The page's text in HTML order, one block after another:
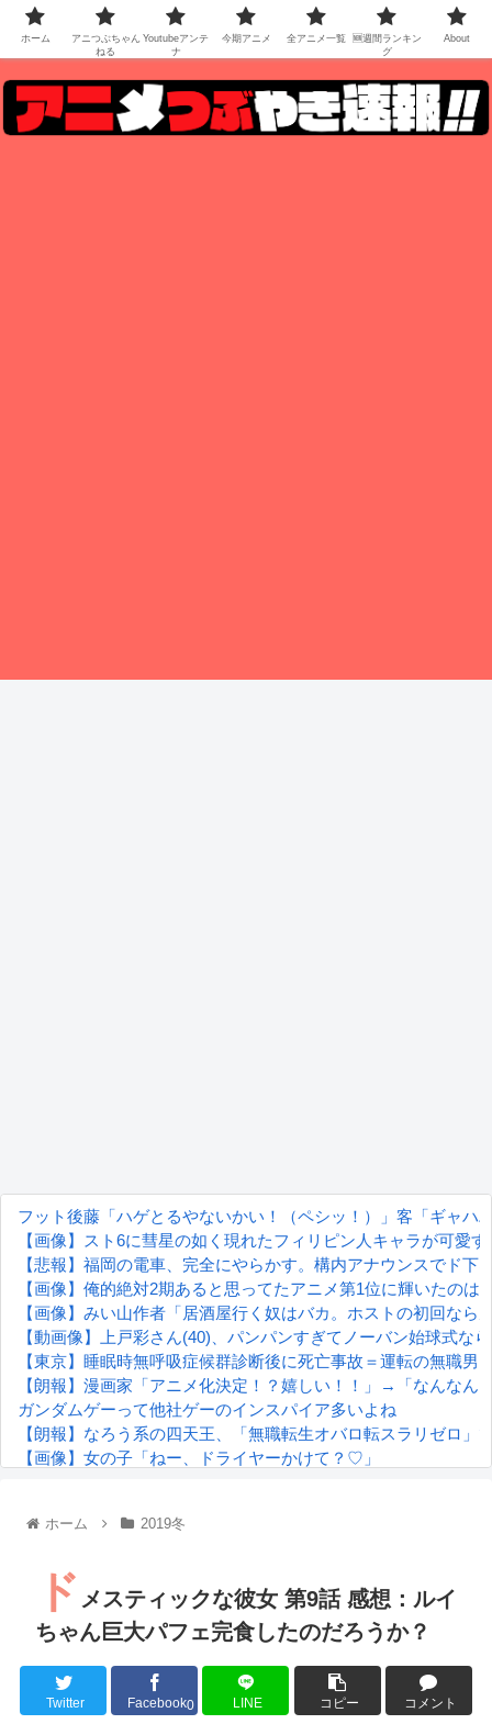
フット後藤「ハゲとるやないかい！（ペシッ！）」客「ギャ
【画像】スト6に彗星の如く現れたフィリピン人キャラが可愛
【悲報】福岡の電車、完全にやらかす。構内アナウンスでド下
【画像】俺的絶対2期あると思ってたアニメ第1位に輝いたのは
【画像】みい山作者「居酒屋行く奴はバカ。ホストの初回な
【動画像】上戸彩さん(40)、パンパンすぎてノーバン始球式な
【東京】睡眠時無呼吸症候群診断後に死亡事故＝運転の無職
【朗報】漫画家「アニメ化決定！？嬉しい！！」→「なんな
ガンダムゲーって他社ゲーのインスパイア多いよね
【朗報】なろう系の四天王、「無職転生オバロ転スラリゼロ」
【画像】女の子「ねー、ドライヤーかけて？♡」
『進撃の巨人』で一番面白いところってｗｗｗｗｗ
るろうに剣心 -明治剣客浪漫譚- 京都動乱 第33話の感想
同盟、帝国、フェザーン。生まれるなら何処がいいか問題！
ホーム 2019冬
ド メスティックな彼女 第9話 感想：ルイ
ちゃん巨大パフェ完食したのだろうか？
Twitter Facebook0 LINE コピー コメント
ホーム
アニつぶちゃん
ねる
Youtubeアンテ
ナ
今期アニメ 全アニメ一覧
🆕週間ランキン
グ
About